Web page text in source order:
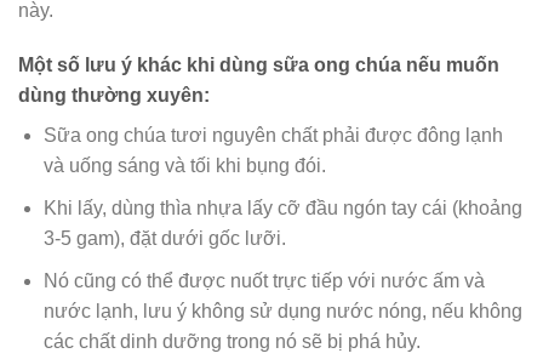
này.
Một số lưu ý khác khi dùng sữa ong chúa nếu muốn
dùng thường xuyên:
Sữa ong chúa tươi nguyên chất phải được đông lạnh
và uống sáng và tối khi bụng đói.
Khi lấy, dùng thìa nhựa lấy cỡ đầu ngón tay cái (khoảng
3-5 gam), đặt dưới gốc lưỡi.
Nó cũng có thể được nuốt trực tiếp với nước ấm và
nước lạnh, lưu ý không sử dụng nước nóng, nếu không
các chất dinh dưỡng trong nó sẽ bị phá hủy.